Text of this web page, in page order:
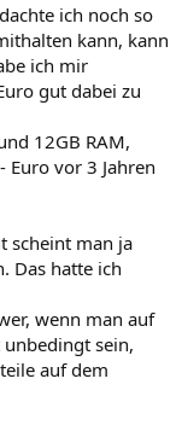
ich noch so
kann, kann
ich mir
gut dabei zu
12GB RAM,
vor 3 Jahren
scheint man ja
Das hatte ich
wenn man auf
sein,
auf dem